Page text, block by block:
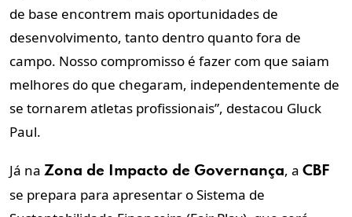
de base encontrem mais oportunidades de
desenvolvimento, tanto dentro quanto fora de
campo. Nosso compromisso é fazer com que saiam
melhores do que chegaram, independentemente de
se tornarem atletas profissionais”, destacou Gluck
Paul.
Já na Zona de Impacto de Governança, a CBF
se prepara para apresentar oSistema de